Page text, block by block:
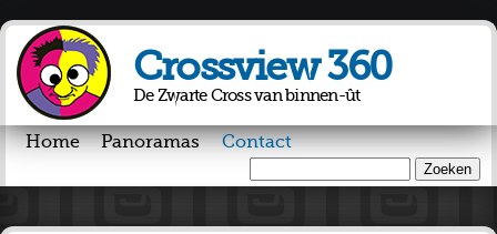
de inhoud
gaan
Crossview 360
De Zwarte Cross van binnen-ût
Home Panoramas Contact
Zoekveld